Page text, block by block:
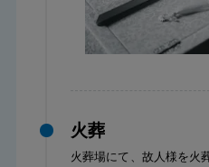
火葬
火葬場にて、故人様を火